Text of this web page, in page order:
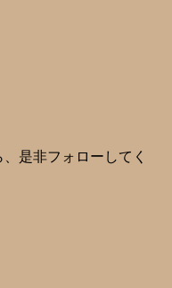
是非フォローしてく